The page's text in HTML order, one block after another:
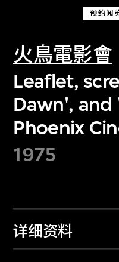
预约阅
火鳥電影會
Leaflet,
Dawn', and
Phoenix
1975
详细资料
探索世界顶级的
文化藏品。